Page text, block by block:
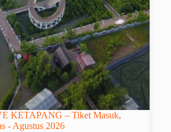
KETAPANG – Tiket Masuk,
- Agustus 2026